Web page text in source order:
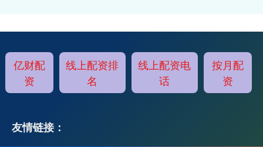
亿财配
资
线上配资排
名
线上配资电
话
按月配
资
友情链接：